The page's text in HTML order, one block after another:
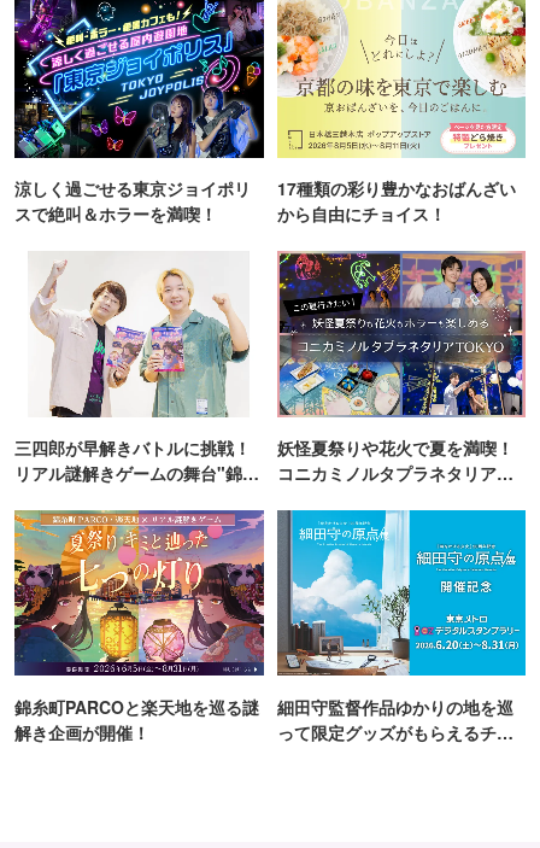
涼しく過ごせる東京ジョイポリ
スで絶叫＆ホラーを満喫！
17種類の彩り豊かなおばんざい
から自由にチョイス！
三四郎が早解きバトルに挑戦！
リアル謎解きゲームの舞台"錦糸
妖怪夏祭りや花火で夏を満喫！
コニカミノルタプラネタリア
錦糸町PARCOと楽天地を巡る謎
解き企画が開催！
細田守監督作品ゆかりの地を巡
って限定グッズがもらえるチャ